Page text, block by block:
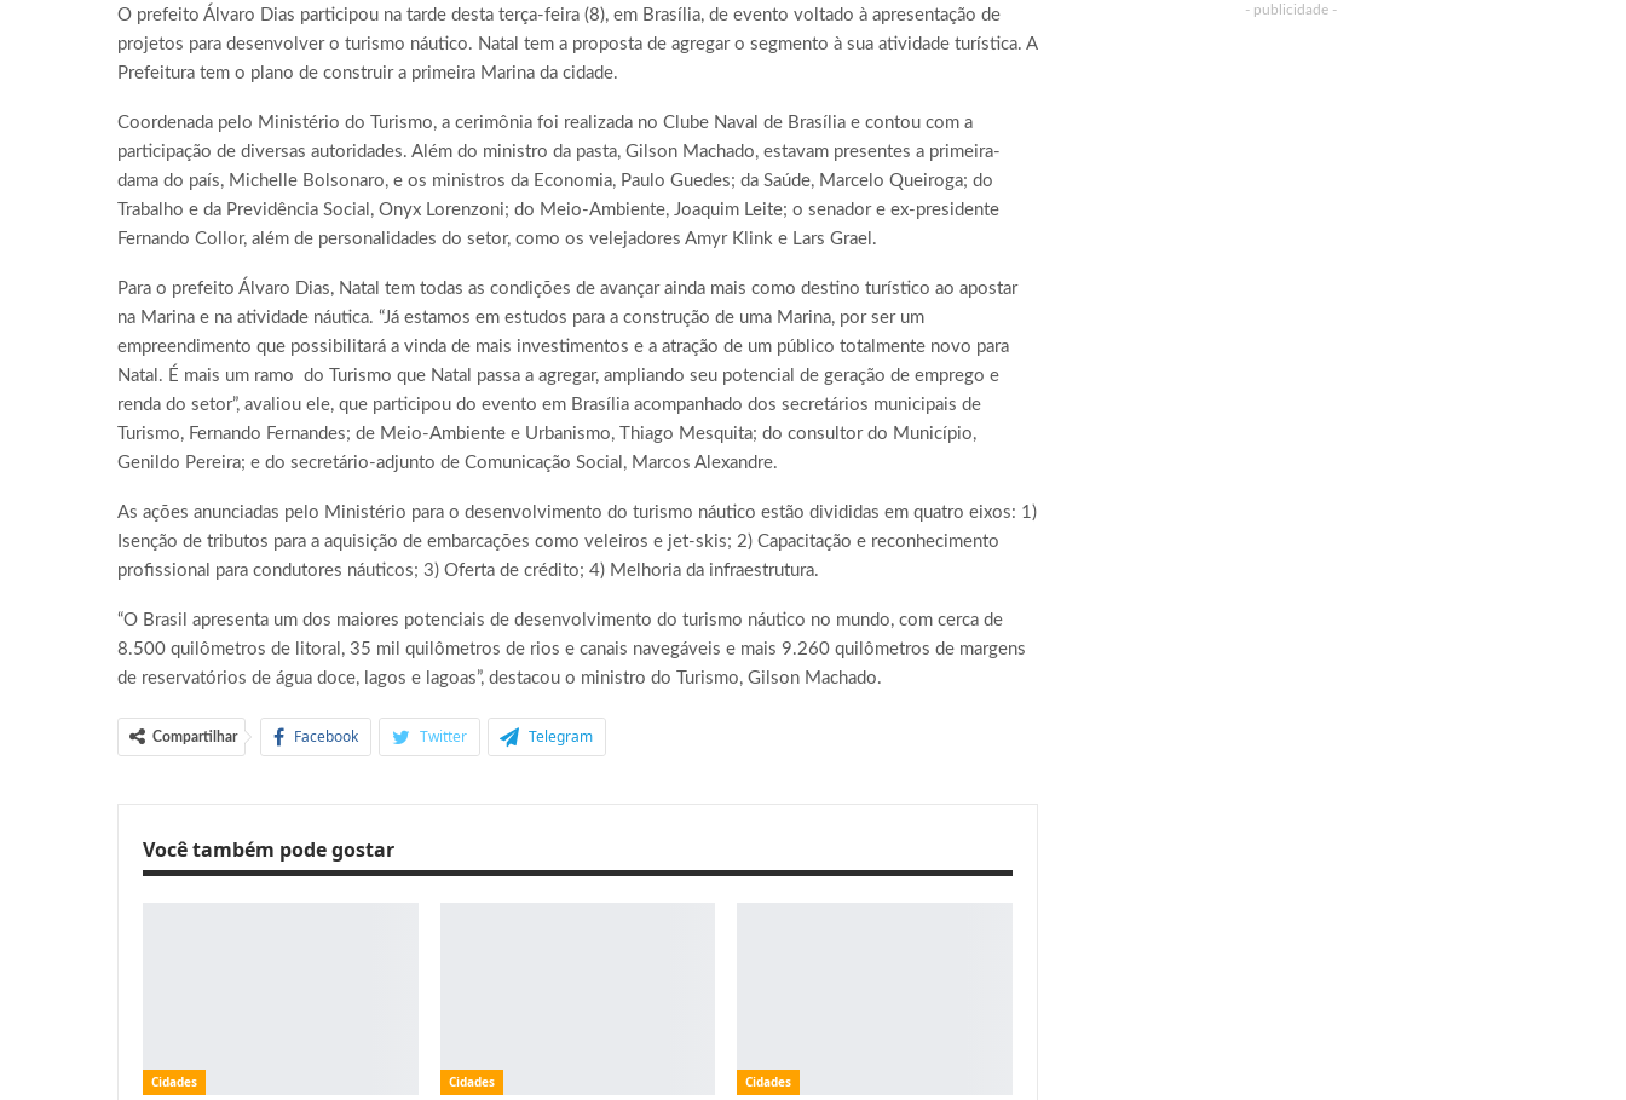
O prefeito Álvaro Dias participou na tarde desta terça-feira (8), em Brasília, de evento voltado à apresentação de
projetos para desenvolver o turismo náutico. Natal tem a proposta de agregar o segmento à sua atividade turística. A
Prefeitura tem o plano de construir a primeira Marina da cidade.
Coordenada pelo Ministério do Turismo, a cerimônia foi realizada no Clube Naval de Brasília e contou com a
participação de diversas autoridades. Além do ministro da pasta, Gilson Machado, estavam presentes a primeira-
dama do país, Michelle Bolsonaro, e os ministros da Economia, Paulo Guedes; da Saúde, Marcelo Queiroga; do
Trabalho e da Previdência Social, Onyx Lorenzoni; do Meio-Ambiente, Joaquim Leite; o senador e ex-presidente
Fernando Collor, além de personalidades do setor, como os velejadores Amyr Klink e Lars Grael.
Para o prefeito Álvaro Dias, Natal tem todas as condições de avançar ainda mais como destino turístico ao apostar
na Marina e na atividade náutica. “Já estamos em estudos para a construção de uma Marina, por ser um
empreendimento que possibilitará a vinda de mais investimentos e a atração de um público totalmente novo para
Natal. É mais um ramo do Turismo que Natal passa a agregar, ampliando seu potencial de geração de emprego e
renda do setor”, avaliou ele, que participou do evento em Brasília acompanhado dos secretários municipais de
Turismo, Fernando Fernandes; de Meio-Ambiente e Urbanismo, Thiago Mesquita; do consultor do Município,
Genildo Pereira; e do secretário-adjunto de Comunicação Social, Marcos Alexandre.
As ações anunciadas pelo Ministério para o desenvolvimento do turismo náutico estão divididas em quatro eixos: 1)
Isenção de tributos para a aquisição de embarcações como veleiros e jet-skis; 2) Capacitação e reconhecimento
profissional para condutores náuticos; 3) Oferta de crédito; 4) Melhoria da infraestrutura.
“O Brasil apresenta um dos maiores potenciais de desenvolvimento do turismo náutico no mundo, com cerca de
8.500 quilômetros de litoral, 35 mil quilômetros de rios e canais navegáveis e mais 9.260 quilômetros de margens
de reservatórios de água doce, lagos e lagoas”, destacou o ministro do Turismo, Gilson Machado.
Compartilhar Facebook Twitter Telegram
Você também pode gostar
Cidades Cidades Cidades
- publicidade -